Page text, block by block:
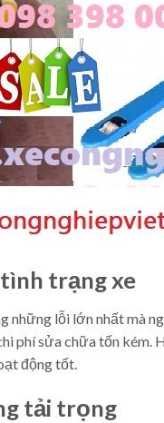
trạng xe
những lỗi lớn nhất mà
phí sửa chữa tốn kém.
động tốt.
tải trọng